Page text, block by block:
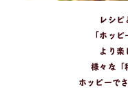
レシピ
「ホッ
より楽
様々な「
ホッピーで